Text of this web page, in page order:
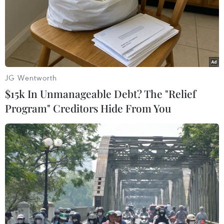
Việt Nam thẳng tiến vào
bán kết với thành tích
nhất bảng
07/08/2026 15:58
đúp, tuyển Việt Nam vào
bán kết ASEAN Cup với
ngôi đầu bảng
07/08/2026 15:49
Xem trực tiếp Việt Nam-
Campuchia tại ASEAN Cup
2026 trên kênh nào?
07/08/2026 09:49
Nhận định Singapore vs
Indonesia (20h ngày 7/8):
Cuộc quyết đấu giành tấm
vé bán kết duy nhất
07/08/2026 08:41
JG Wentworth
$15k In Unmanageable Debt? The "Relief
Program" Creditors Hide From You